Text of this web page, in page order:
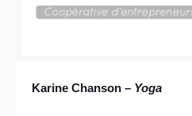
Karine Chanson – Yoga